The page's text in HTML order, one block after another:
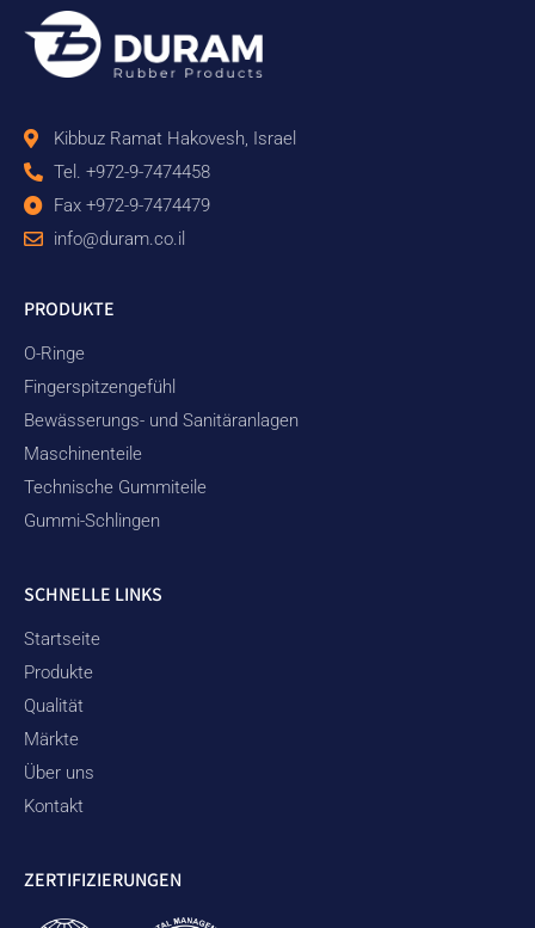
Kibbuz Ramat Hakovesh, Israel
Tel. +972-9-7474458
Fax +972-9-7474479
info@duram.co.il
PRODUKTE
O-Ringe
Fingerspitzengefühl
Bewässerungs- und Sanitäranlagen
Maschinenteile
Technische Gummiteile
Gummi-Schlingen
SCHNELLE LINKS
Startseite
Produkte
Qualität
Märkte
Über uns
Kontakt
ZERTIFIZIERUNGEN